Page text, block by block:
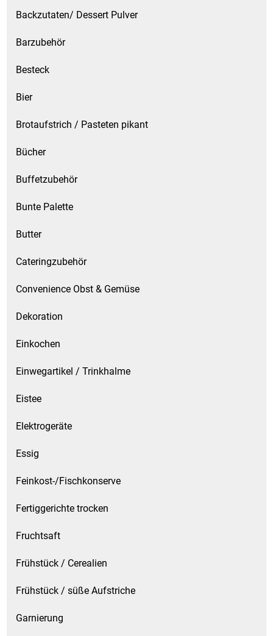
Backzutaten/ Dessert Pulver
Barzubehör
Besteck
Bier
Brotaufstrich / Pasteten pikant
Bücher
Buffetzubehör
Bunte Palette
Butter
Cateringzubehör
Convenience Obst & Gemüse
Dekoration
Einkochen
Einwegartikel / Trinkhalme
Eistee
Elektrogeräte
Essig
Feinkost-/Fischkonserve
Fertiggerichte trocken
Fruchtsaft
Frühstück / Cerealien
Frühstück / süße Aufstriche
Garnierung